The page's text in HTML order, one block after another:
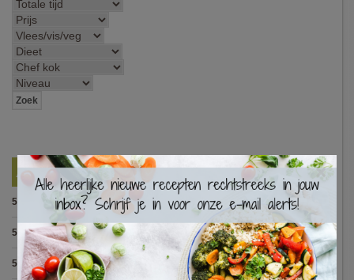
Best Beoordeelde Recepten
5.0 Pasta alla puttanesca(10 votes)
5.0:Pasta met spinazieballetjes (Antonio Carluccio)(8 votes)
5.0:Pasta pesto(8 votes)
×